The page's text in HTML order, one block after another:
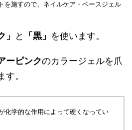
を施すので、ネイルケア・ベースジェル
」 と 「黒」 を使います。
ーピンクのカラージェルを爪
。
化学的な作用によって硬くなってい